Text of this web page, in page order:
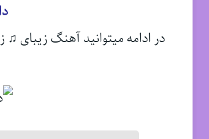
در ادامه میتوانید آهنگ زیبای ♫